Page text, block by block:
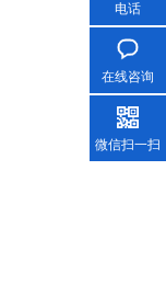
电话
在线咨询
微信扫一扫